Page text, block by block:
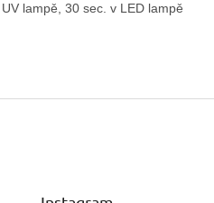
lampě, 30 sec. v LED lampě